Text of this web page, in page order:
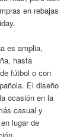
en rebajas
es amplia,
hasta
fútbol o con
El diseño
ocasión en la
casual y
lugar de